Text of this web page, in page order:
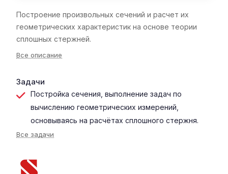
Построение произвольных сечений и расчет их
геометрических характеристик на основе теории
сплошных стержней.
Все описание
Задачи
Постройка сечения, выполнение задач по
вычислению геометрических измерений,
основываясь на расчётах сплошного стержня.
Все задачи